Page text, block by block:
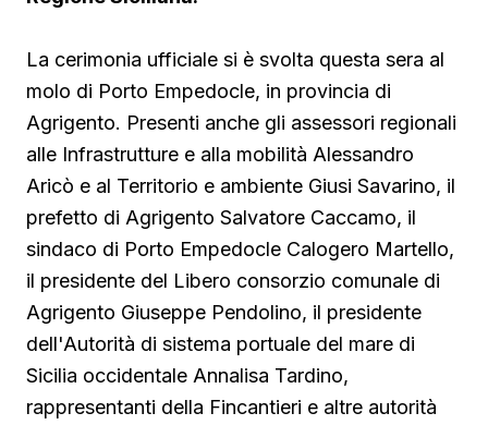
La cerimonia ufficiale si è svolta questa sera al
molo di Porto Empedocle, in provincia di
Agrigento. Presenti anche gli assessori regionali
alle Infrastrutture e alla mobilità Alessandro
Aricò e al Territorio e ambiente Giusi Savarino, il
prefetto di Agrigento Salvatore Caccamo, il
sindaco di Porto Empedocle Calogero Martello,
il presidente del Libero consorzio comunale di
Agrigento Giuseppe Pendolino, il presidente
dell'Autorità di sistema portuale del mare di
Sicilia occidentale Annalisa Tardino,
rappresentanti della Fincantieri e altre autorità